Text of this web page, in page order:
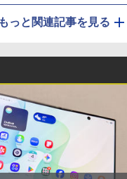
もっと関連記事を見る